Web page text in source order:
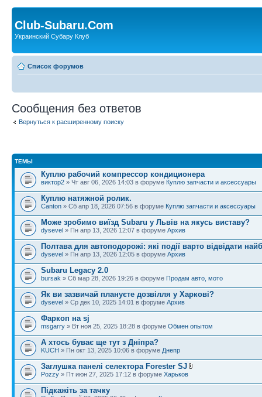
Club-Subaru.Com
Украинский Субару Клуб
Список форумов
Сообщения без ответов
Вернуться к расширенному поиску
ТЕМЫ
Куплю рабочий компрессор кондиционера
виктор2 » Чт авг 06, 2026 14:03 в форуме Куплю запчасти и аксессуары
Куплю натяжной ролик.
Canton » Сб апр 18, 2026 07:56 в форуме Куплю запчасти и аксессуары
Може зробимо виїзд Subaru у Львів на якусь виставу?
dysevel » Пн апр 13, 2026 12:07 в форуме Архив
Полтава для автоподорожі: які події варто відвідати
dysevel » Пн апр 13, 2026 12:05 в форуме Архив
Subaru Legacy 2.0
bursak » Сб мар 28, 2026 19:26 в форуме Продам авто, мото
Як ви зазвичай плануєте дозвілля у Харкові?
dysevel » Ср дек 10, 2025 14:01 в форуме Архив
Фаркоп на sj
msgarry » Вт ноя 25, 2025 18:28 в форуме Обмен опытом
А хтось буває ще тут з Дніпра?
KUCH » Пн окт 13, 2025 10:06 в форуме Днепр
Заглушка панелі селектора Forester SJ
Pozzy » Пт июн 27, 2025 17:12 в форуме Харьков
Підкажіть за тачку